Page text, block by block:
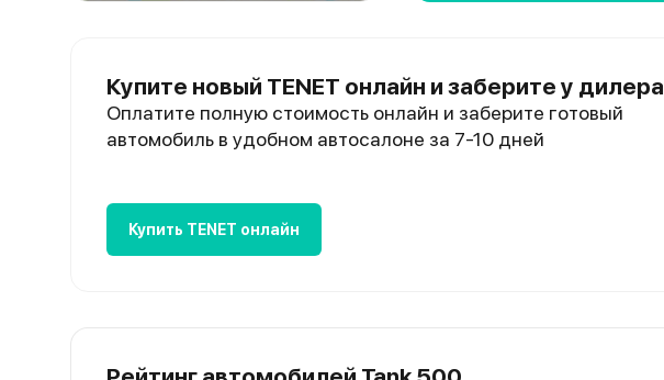
Купите новый TENET онлайн и заберите у дилера
Оплатите полную стоимость онлайн и заберите готовый
автомобиль в удобном автосалоне за 7-10 дней
Купить TENET онлайн